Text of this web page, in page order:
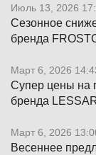
Июль 13, 2026
Сезонное
бренда
Март 6, 2026
Супер цены на
бренда
Март 6, 2026
Весеннее